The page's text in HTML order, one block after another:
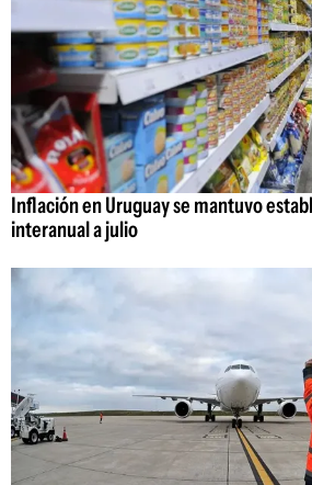
Inflación en Uruguay se mantuvo
interanual a julio